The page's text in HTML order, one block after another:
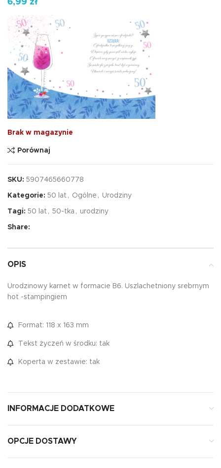
6,99 zł
Brak w magazynie
Porównaj
SKU: 5907465660778
Kategorie: 50 lat , Ogólne , Urodziny
Tagi: 50 lat , 50-tka , urodziny
Share:
OPIS
Urodzinowy karnet w formacie B6. Uszlachetniony srebrnym
hot -stampingiem
Format: 118 x 163 mm
Tekst życzeń w środku: tak
Koperta w zestawie: tak
INFORMACJE DODATKOWE
OPCJE DOSTAWY